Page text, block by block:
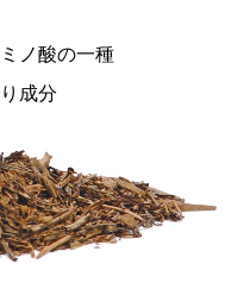
ノ酸の一種
成分